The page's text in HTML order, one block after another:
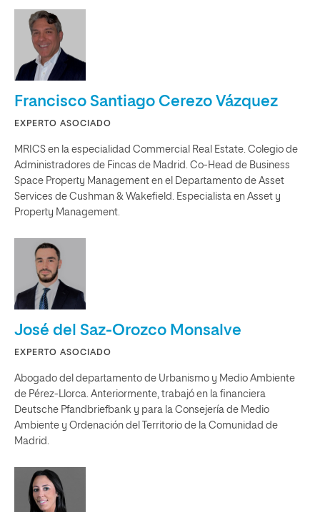
Francisco Santiago Cerezo Vázquez
EXPERTO ASOCIADO
MRICS en la especialidad Commercial Real Estate. Colegio de
Administradores de Fincas de Madrid. Co-Head de Business
Space Property Management en el Departamento de Asset
Services de Cushman & Wakefield. Especialista en Asset y
Property Management.
José del Saz-Orozco Monsalve
EXPERTO ASOCIADO
Abogado del departamento de Urbanismo y Medio Ambiente
de Pérez-Llorca. Anteriormente, trabajó en la financiera
Deutsche Pfandbriefbank y para la Consejería de Medio
Ambiente y Ordenación del Territorio de la Comunidad de
Madrid.